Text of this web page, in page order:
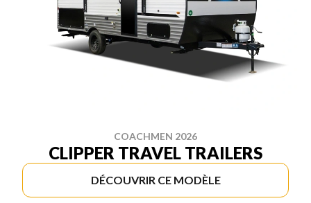
COACHMEN 2026
CLIPPER TRAVEL TRAILERS
DÉCOUVRIR CE MODÈLE